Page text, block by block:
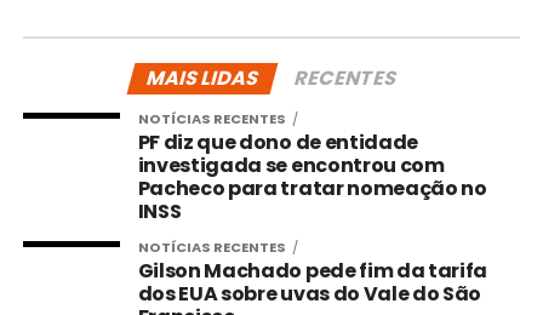
MAIS LIDAS RECENTES
NOTÍCIAS RECENTES
PF diz que dono de entidade
investigada se encontrou com
Pacheco para tratar nomeação no
INSS
NOTÍCIAS RECENTES
Gilson Machado pede fim da tarifa
dos EUA sobre uvas do Vale do São